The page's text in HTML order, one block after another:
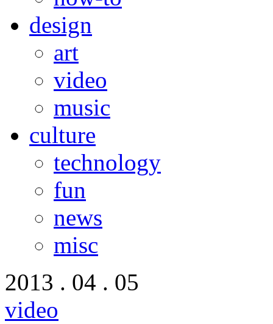
design
art
video
music
culture
technology
fun
news
misc
2013 . 04 . 05
video